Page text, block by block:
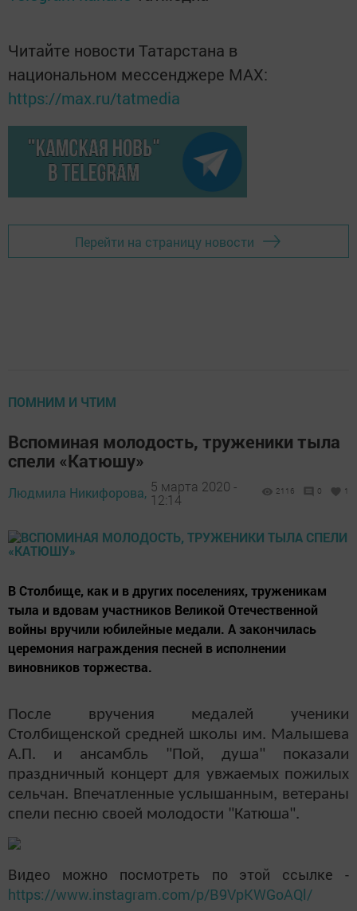
Читайте новости Татарстана в
национальном мессенджере MАХ:
https://max.ru/tatmedia
Перейти на страницу новости
ПОМНИМ И ЧТИМ
Вспоминая молодость, труженики тыла
спели «Катюшу»
Людмила Никифорова, 5 марта 2020 -
12:14
2116 0 1
В Столбище, как и в других поселениях, труженикам
тыла и вдовам участников Великой Отечественной
войны вручили юбилейные медали. А закончилась
церемония награждения песней в исполнении
виновников торжества.
После вручения медалей ученики
Столбищенской средней школы им. Малышева
А.П. и ансамбль "Пой, душа" показали
праздничный концерт для увжаемых пожилых
сельчан. Впечатленные услышанным, ветераны
спели песню своей молодости "Катюша".
Видео можно посмотреть по этой ссылке -
https://www.instagram.com/p/B9VpKWGoAQl/